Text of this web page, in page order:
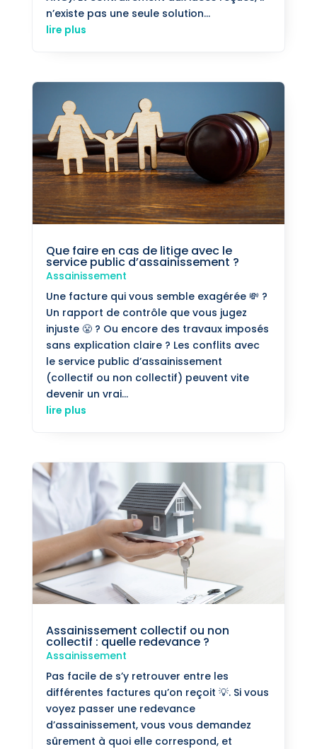
n’existe pas une seule solution...
lire plus
Que faire en cas de litige avec le
service public d’assainissement ?
Assainissement
Une facture qui vous semble exagérée 💸 ?
Un rapport de contrôle que vous jugez
injuste 😤 ? Ou encore des travaux imposés
sans explication claire ? Les conflits avec
le service public d’assainissement
(collectif ou non collectif) peuvent vite
devenir un vrai...
lire plus
Assainissement collectif ou non
collectif : quelle redevance ?
Assainissement
Pas facile de s’y retrouver entre les
différentes factures qu’on reçoit 💡. Si vous
voyez passer une redevance
d’assainissement, vous vous demandez
sûrement à quoi elle correspond, et